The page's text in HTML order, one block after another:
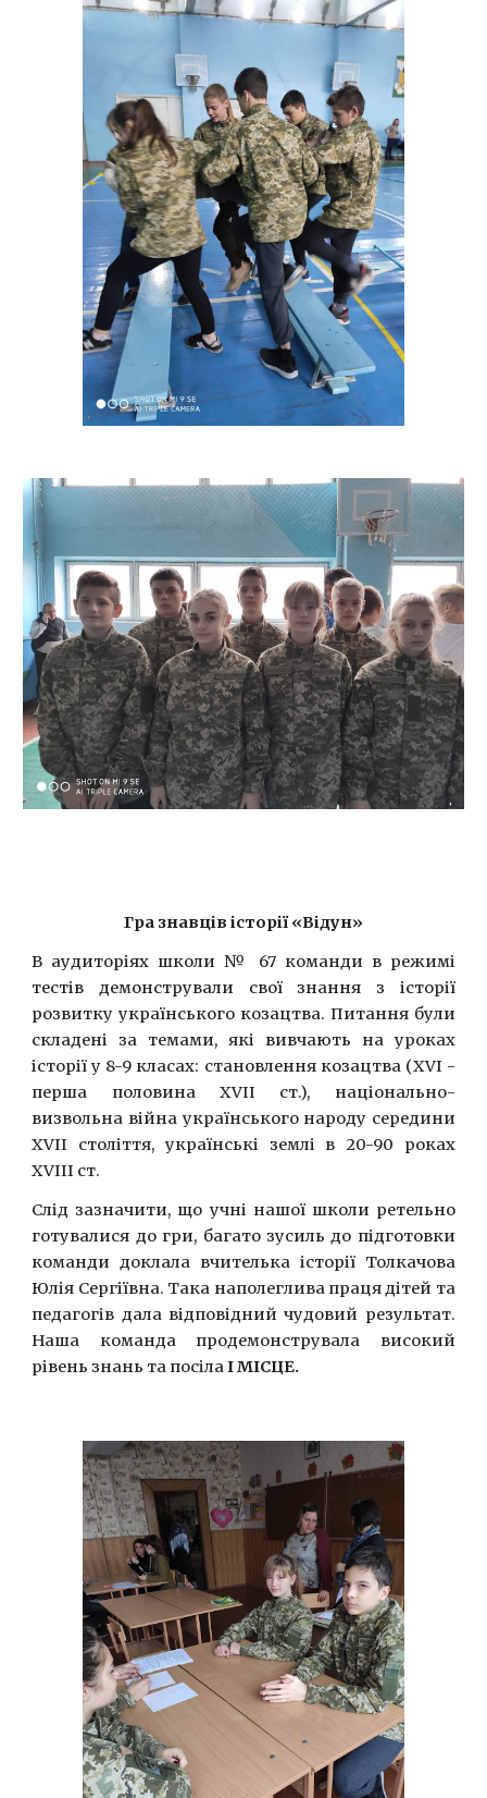
Гра знавців історії «Відун»
В аудиторіях школи № 67 команди в режимі
тестів демонстрували свої знання з історії
розвитку українського козацтва. Питання були
складені за темами, які вивчають на уроках
історії у 8-9 класах: становлення козацтва (ХVІ -
перша половина ХVІІ ст.), національно-
визвольна війна українського народу середини
ХVІІ століття, українські землі в 20-90 роках
ХVІІІ ст.
Слід зазначити, що учні нашої школи ретельно
готувалися до гри, багато зусиль до підготовки
команди доклала вчителька історії Толкачова
Юлія Сергіївна. Така наполеглива праця дітей та
педагогів дала відповідний чудовий результат.
Наша команда продемонструвала високий
рівень знань та посілаІ МІСЦЕ.